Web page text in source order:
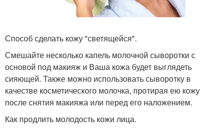
Способ сделать кожу "светящейся".
Смешайте несколько капель молочной сыворотки с
основой под макияж и Ваша кожа будет выглядеть
сияющей. Также можно использовать сыворотку в
качестве косметического молочка, протирая ею кожу
после снятия макияжа или перед его наложением.
Как продлить молодость кожи лица.